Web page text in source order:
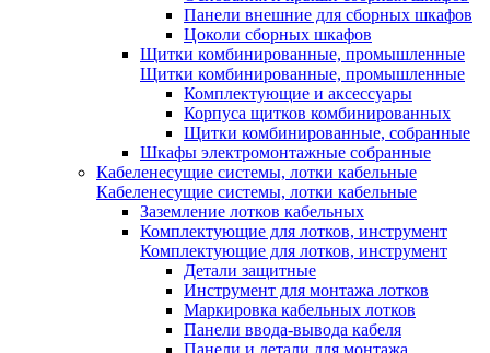
Панели внешние для сборных шкафов
Цоколи сборных шкафов
Щитки комбинированные, промышленные
Щитки комбинированные, промышленные
Комплектующие и аксессуары
Корпуса щитков комбинированных
Щитки комбинированные, собранные
Шкафы электромонтажные собранные
Кабеленесущие системы, лотки кабельные
Кабеленесущие системы, лотки кабельные
Заземление лотков кабельных
Комплектующие для лотков, инструмент
Комплектующие для лотков, инструмент
Детали защитные
Инструмент для монтажа лотков
Маркировка кабельных лотков
Панели ввода-вывода кабеля
Панели и детали для монтажа